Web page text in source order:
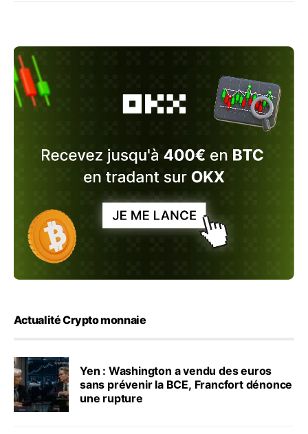
Actualité Crypto monnaie
Yen : Washington a vendu des euros
sans prévenir la BCE, Francfort dénonce
une rupture